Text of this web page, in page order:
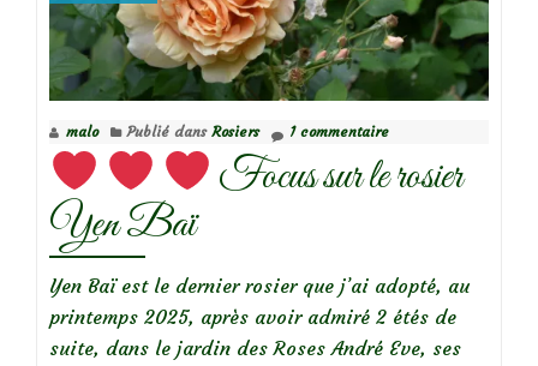
sèches
malo Publié dans Rosiers 1 commentaire
Focus sur le rosier
Yen Baï
Yen Baï est le dernier rosier que j’ai adopté, au
printemps 2025, après avoir admiré 2 étés de
suite, dans le jardin des Roses André Eve, ses